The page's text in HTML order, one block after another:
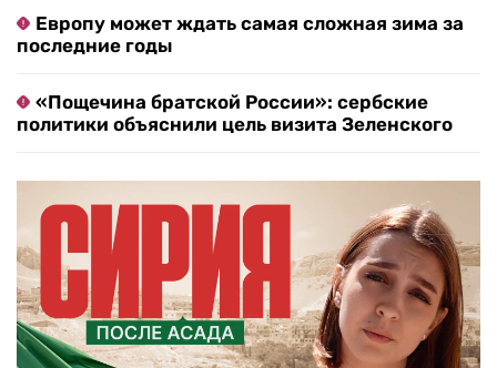
Европу может ждать самая сложная зима за
последние годы
«Пощечина братской России»: сербские
политики объяснили цель визита Зеленского